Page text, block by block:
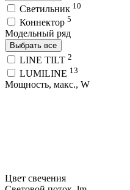
Светильник 10
Коннектор 5
Модельный ряд
Выбрать все
LINE TILT 2
LUMILINE 13
Мощность, макс., W
Цвет свечения